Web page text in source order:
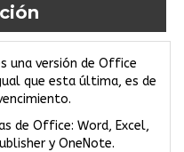
una versión de Office
que esta última, es de
de Office: Word, Excel,
y OneNote.